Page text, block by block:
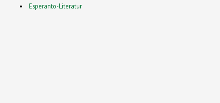
Esperanto-Literatur